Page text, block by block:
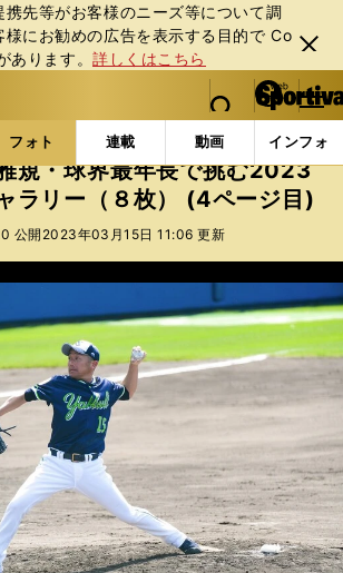
先等がお客様のニーズ等について調
にお勧めの広告を表⽰する⽬的で Co
あります。詳しくはこちら
閉じ
る
web Sportiva (webスポルティーバ)
検索
マイペ
ー
ジ
メニュ
フォト 連載 動画 インフォ
ー ヤクルト石川雅規・球界最年長で
規・球界最年長で挑む2023
ラリー（８枚） (4ページ目)
公開 2023年03月15日 11:06 更新